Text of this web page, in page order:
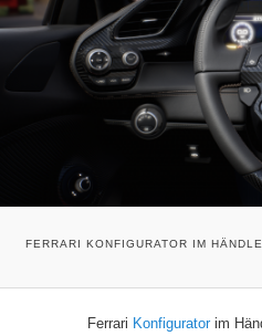
FERRARI KONFIGURATOR IM
Ferrari Konfiguratorim